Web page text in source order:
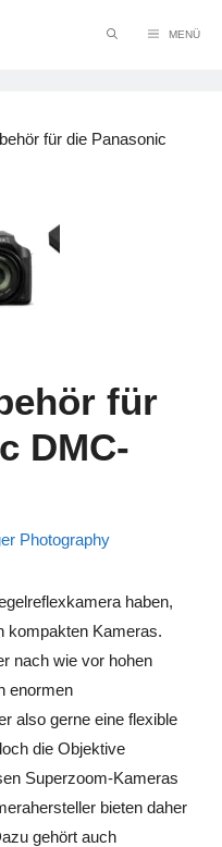
MENÜ
für die Panasonic
für
DMC-
Photography
haben,
kompakten Kameras.
nach wie vor hohen
enormen
also gerne eine flexible
die Objektive
Superzoom-Kameras
bieten daher
gehört auch